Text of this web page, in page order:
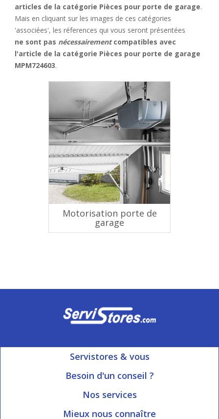
articles de la catégorie Pièces pour porte de garage.
Mais en cliquant sur les images de ces catégories
'associées', les réferences qui vous seront présentées
ne sont pas nécessairementcompatibles avec
l'article de la catégorie Pièces pour porte de garage
MPM724603.
Motorisation porte de
garage
Servistores & vous
Mon compte
Besoin d'un conseil ?
Ouvert du Lundi au Vendredi
Nos services
Informations livraison
Mieux nous connaître